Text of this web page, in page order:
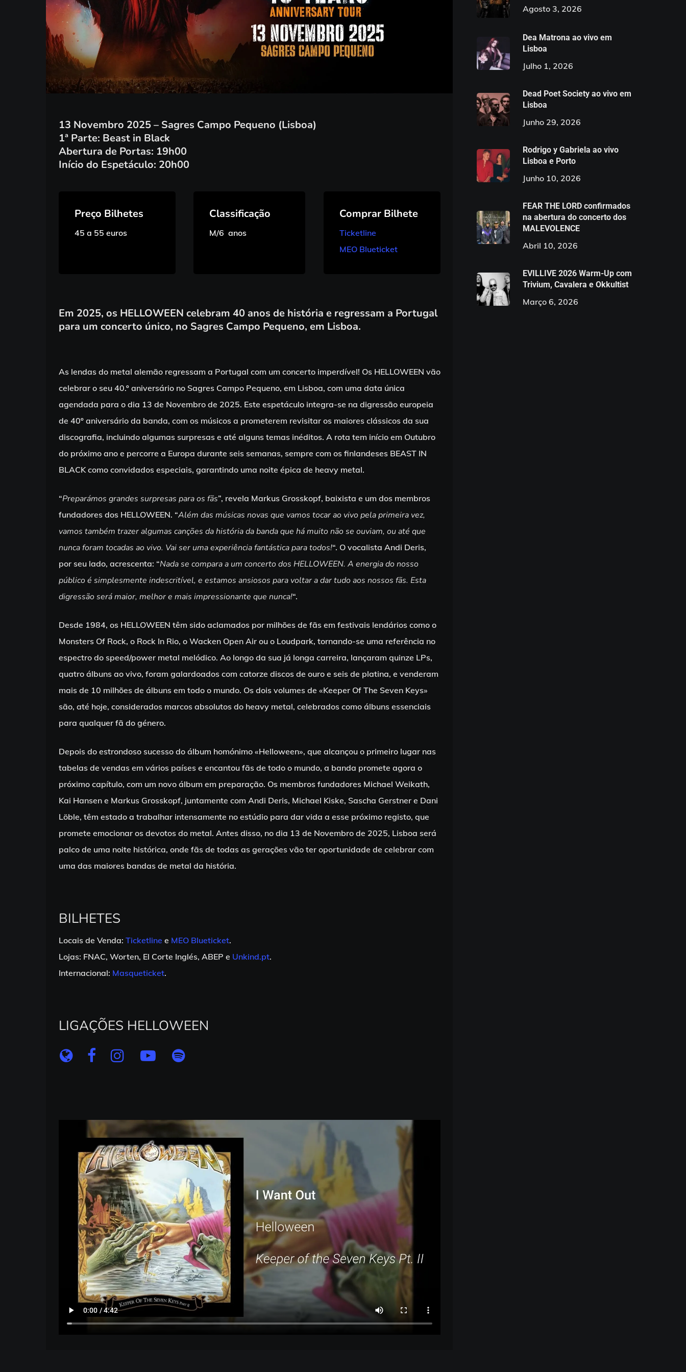
13 Novembro 2025 – Sagres Campo Pequeno (Lisboa)
1ª Parte: Beast in Black
Abertura de Portas: 19h00
Início do Espetáculo: 20h00
Preço Bilhetes
45 a 55 euros
Classificação
M/6 anos
Comprar Bilhete
Ticketline
MEO Blueticket
Em 2025, os HELLOWEEN celebram 40 anos de história e regressam a Portugal
para um concerto único, no Sagres Campo Pequeno, em Lisboa.
As lendas do metal alemão regressam a Portugal com um concerto imperdível! Os HELLOWEEN vão
celebrar o seu 40.º aniversário no Sagres Campo Pequeno, em Lisboa, com uma data única
agendada para o dia 13 de Novembro de 2025. Este espetáculo integra-se na digressão europeia
de 40º aniversário da banda, com os músicos a prometerem revisitar os maiores clássicos da sua
discografia, incluindo algumas surpresas e até alguns temas inéditos. A rota tem início em Outubro
do próximo ano e percorre a Europa durante seis semanas, sempre com os finlandeses BEAST IN
BLACK como convidados especiais, garantindo uma noite épica de heavy metal.
“Preparámos grandes surpresas para os fãs”, revela Markus Grosskopf, baixista e um dos membros
fundadores dos HELLOWEEN. “Além das músicas novas que vamos tocar ao vivo pela primeira vez,
vamos também trazer algumas canções da história da banda que há muito não se ouviam, ou até que
nunca foram tocadas ao vivo. Vai ser uma experiência fantástica para todos!“. O vocalista Andi Deris,
por seu lado, acrescenta: “Nada se compara a um concerto dos HELLOWEEN. A energia do nosso
público é simplesmente indescritível, e estamos ansiosos para voltar a dar tudo aos nossos fãs. Esta
digressão será maior, melhor e mais impressionante que nunca!“.
Desde 1984, os HELLOWEEN têm sido aclamados por milhões de fãs em festivais lendários como o
Monsters Of Rock, o Rock In Rio, o Wacken Open Air ou o Loudpark, tornando-se uma referência no
espectro do speed/power metal melódico. Ao longo da sua já longa carreira, lançaram quinze LPs,
quatro álbuns ao vivo, foram galardoados com catorze discos de ouro e seis de platina, e venderam
mais de 10 milhões de álbuns em todo o mundo. Os dois volumes de «Keeper Of The Seven Keys»
são, até hoje, considerados marcos absolutos do heavy metal, celebrados como álbuns essenciais
para qualquer fã do género.
Depois do estrondoso sucesso do álbum homónimo «Helloween», que alcançou o primeiro lugar nas
tabelas de vendas em vários países e encantou fãs de todo o mundo, a banda promete agora o
próximo capítulo, com um novo álbum em preparação. Os membros fundadores Michael Weikath,
Kai Hansen e Markus Grosskopf, juntamente com Andi Deris, Michael Kiske, Sascha Gerstner e Dani
Löble, têm estado a trabalhar intensamente no estúdio para dar vida a esse próximo registo, que
promete emocionar os devotos do metal. Antes disso, no dia 13 de Novembro de 2025, Lisboa será
palco de uma noite histórica, onde fãs de todas as gerações vão ter oportunidade de celebrar com
uma das maiores bandas de metal da história.
BILHETES
Locais de Venda: Ticketline e MEO Blueticket.
Lojas: FNAC, Worten, El Corte Inglés, ABEP e Unkind.pt.
Internacional: Masqueticket.
LIGAÇÕES HELLOWEEN
Agosto 3, 2026
Dea Matrona ao vivo em
Lisboa
Julho 1, 2026
Dead Poet Society ao vivo em
Lisboa
Junho 29, 2026
Rodrigo y Gabriela ao vivo
Lisboa e Porto
Junho 10, 2026
FEAR THE LORD confirmados
na abertura do concerto dos
MALEVOLENCE
Abril 10, 2026
EVILLIVE 2026 Warm-Up com
Trivium, Cavalera e Okkultist
Março 6, 2026